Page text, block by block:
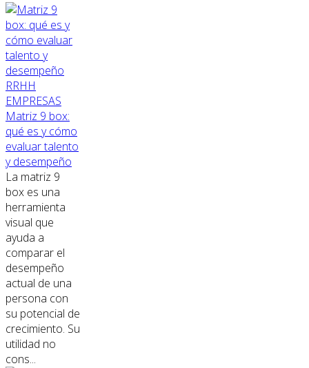
RRHH
EMPRESAS
Matriz 9 box:
qué es y cómo
evaluar talento
y desempeño
La matriz 9
box es una
herramienta
visual que
ayuda a
comparar el
desempeño
actual de una
persona con
su potencial de
crecimiento. Su
utilidad no
cons...